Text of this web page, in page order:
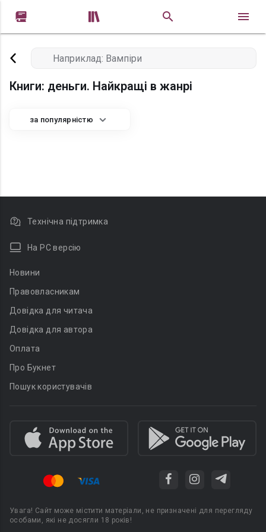
 
Книги: деньги. Найкращі в жанрі
за популярністю
Технічна підтримка
На PC версію
Новини
Правовласникам
Довідка для читача
Довідка для автора
Оплата
Про Букнет
Пошук користувачів
Увага! Сайт може містити матеріали, не призначені для перегляду
особами, які не досягли 18 років!